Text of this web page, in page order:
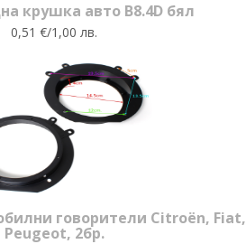
крушка авто B8.4D бял
0,51 €/1,00 лв.
говорители Citroën, Fiat,
Peugeot, 2бр.